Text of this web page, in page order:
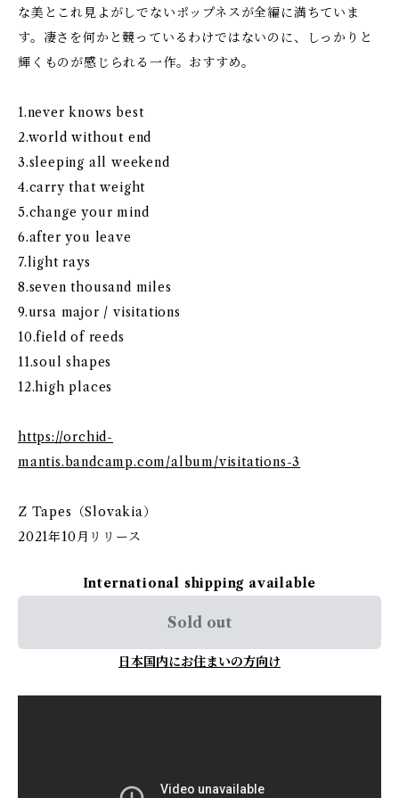
な美とこれ見よがしでないポップネスが全編に満ちていま
す。凄さを何かと競っているわけではないのに、しっかりと
輝くものが感じられる一作。おすすめ。
1.never knows best
2.world without end
3.sleeping all weekend
4.carry that weight
5.change your mind
6.after you leave
7.light rays
8.seven thousand miles
9.ursa major / visitations
10.field of reeds
11.soul shapes
12.high places
https://orchid-
mantis.bandcamp.com/album/visitations-3
Z Tapes（Slovakia）
2021年10月リリース
International shipping available
Sold out
日本国内にお住まいの方向け